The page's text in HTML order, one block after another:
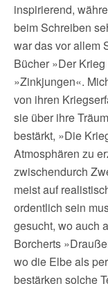
inspirierend,
beim Schreiben
war das vor allem
Bücher »Der
»Zinkjungen«.
von ihren
sie über ihre
bestärkt, »Die
Atmosphären zu
zwischendurch
meist auf
ordentlich sein
gesucht, wo auch
Borcherts
wo die Elbe als
bestärken solche